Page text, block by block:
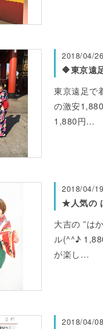
2018/04/26
🔶東京遠
東京遠足で
の激安
1,880円…
2018/04/19
★人気の
大吉の ”は
ル(^^♪
が楽し…
2018/04/08